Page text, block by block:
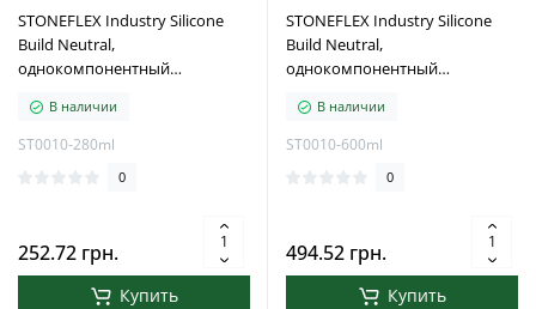
STONEFLEX Industry Silicone
Build Neutral,
однокомпонентный
герметик для строительных
швов, 280 мл, белый
В наличии
ST0010-280ml
0
252.72 грн.
Купить
STONEFLEX Industry Silicone
Build Neutral,
однокомпонентный
герметик для строительных
швов, 600 мл, белый
В наличии
ST0010-600ml
0
494.52 грн.
Купить